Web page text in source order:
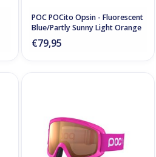
POC POCito Opsin - Fluorescent
Blue/Partly Sunny Light Orange
€79,95